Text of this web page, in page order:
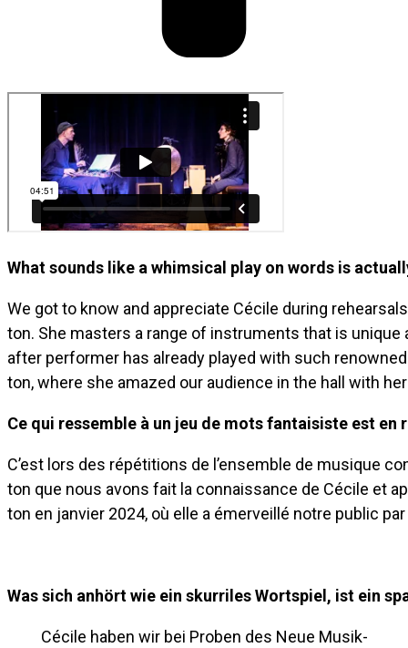
What sounds like a whimsical play on words is
We got to know and appreciate Cécile during
ton. She masters a range of instruments that is unique
after performer has already played with such
ton, where she amazed our audience in the hall with
Ce qui ressemble à un jeu de mots fantaisiste est
C’est lors des répétitions de l’ensemble de musique
ton que nous avons fait la connaissance de Cécile et
ton en janvier 2024, où elle a émerveillé notre public
Was sich anhört wie ein skurriles Wortspiel, ist ein
Cécile haben wir bei Proben des Neue Musik-